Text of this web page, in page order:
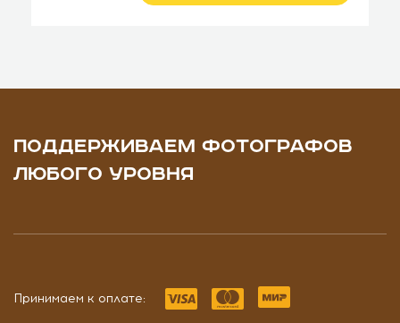
ПОДДЕРЖИВАЕМ ФОТОГРАФОВ
ЛЮБОГО УРОВНЯ
Принимаем к оплате: